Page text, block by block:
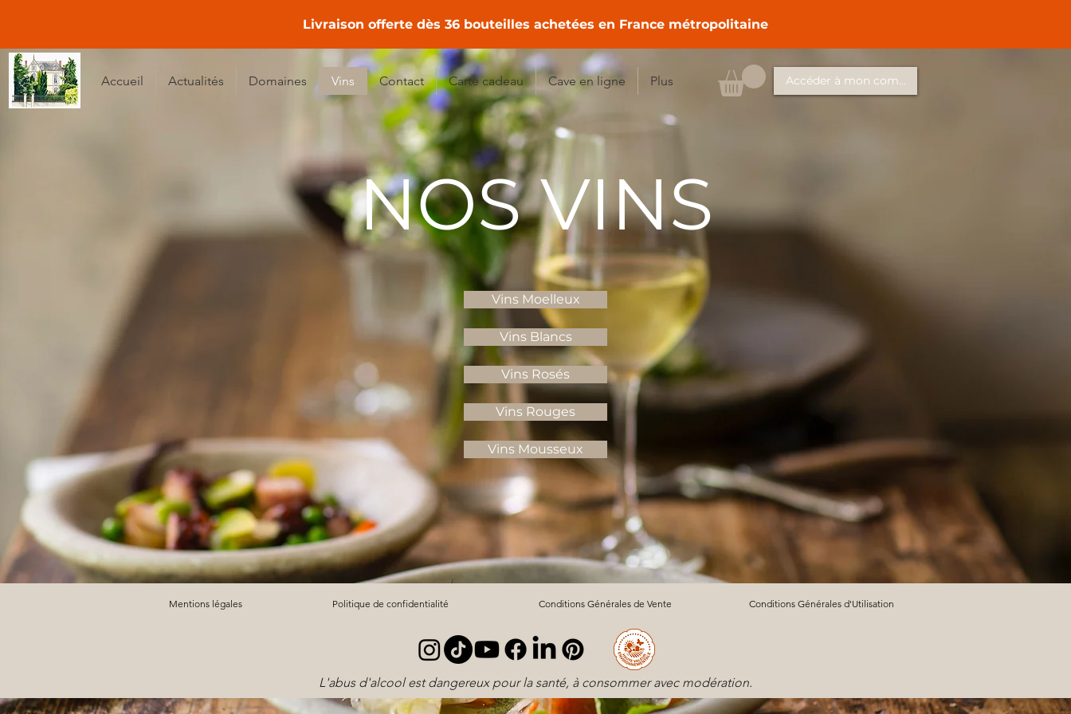
Livraison offerte dès 36 bouteilles achetées en France métropolitaine
Accueil Actualités Domaines Vins Contact Carte cadeau Cave en ligne Plus Accéder à mon compte
NOS VINS
Vins Moelleux
Vins Blancs
Vins Rosés
Vins Rouges
Vins Mousseux
Mentions légales Politique de confidentialité Conditions Générales de Vente Conditions Générales d'Utilisation
L'abus d'alcool est dangereux pour la santé, à consommer avec modération.